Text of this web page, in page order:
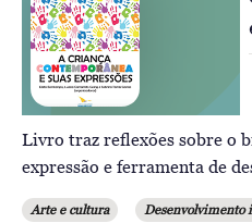
Livro traz reflexões sobre o
expressão e ferramenta de
Arte e cultura Desenvolvimento